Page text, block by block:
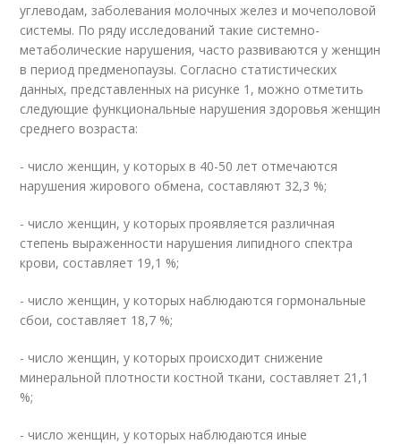
углеводам, заболевания молочных желез и мочеполовой
системы. По ряду исследований такие системно-
метаболические нарушения, часто развиваются у женщин
в период предменопаузы. Согласно статистических
данных, представленных на рисунке 1, можно отметить
следующие функциональные нарушения здоровья женщин
среднего возраста:
- число женщин, у которых в 40-50 лет отмечаются
нарушения жирового обмена, составляют 32,3 %;
- число женщин, у которых проявляется различная
степень выраженности нарушения липидного спектра
крови, составляет 19,1 %;
- число женщин, у которых наблюдаются гормональные
сбои, составляет 18,7 %;
- число женщин, у которых происходит снижение
минеральной плотности костной ткани, составляет 21,1
%;
- число женщин, у которых наблюдаются иные